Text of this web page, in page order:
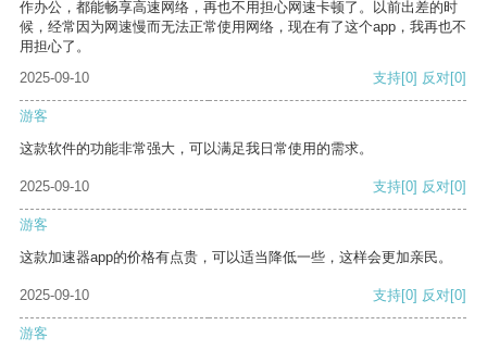
作办公，都能畅享高速网络，再也不用担心网速卡顿了。以前出差的时
候，经常因为网速慢而无法正常使用网络，现在有了这个app，我再也不
用担心了。
2025-09-10
支持[0] 反对[0]
游客
这款软件的功能非常强大，可以满足我日常使用的需求。
2025-09-10 支持[0] 反对[0]
游客
这款加速器app的价格有点贵，可以适当降低一些，这样会更加亲民。
2025-09-10 支持[0] 反对[0]
游客